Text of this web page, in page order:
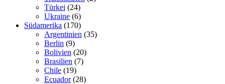
Türkei (24)
Ukraine (6)
Südamerika (170)
Argentinien (35)
Berlin (9)
Bolivien (20)
Brasilien (7)
Chile (19)
Ecuador(28)